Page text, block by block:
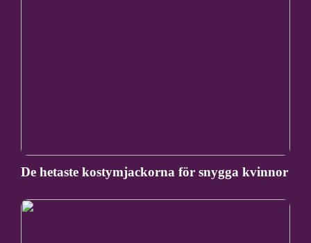
De hetaste kostymjackorna för snygga kvinnor